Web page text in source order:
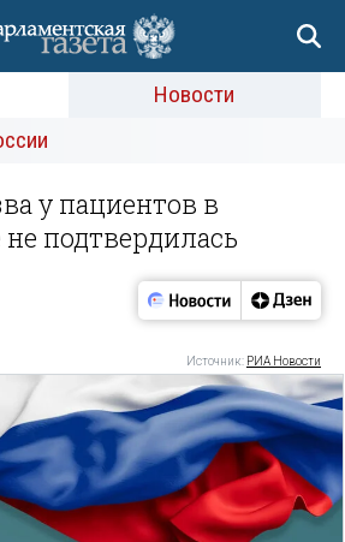
Новости
у пациентов в
подтвердилась
Источник: РИА Новости